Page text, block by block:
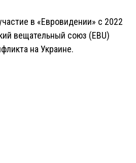
в «Евровидении» с 2022
вещательный союз (EBU)
на Украине.